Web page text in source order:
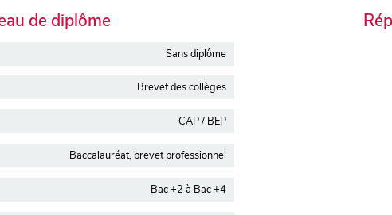
de diplôme
Sans diplôme
Brevet des collèges
CAP / BEP
Baccalauréat, brevet professionnel
Bac +2 à Bac +4